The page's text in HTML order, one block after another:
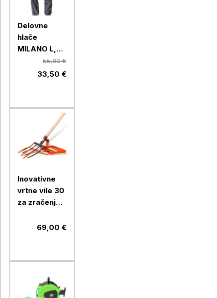
Delovne
hlače
MILANO L,
54 SIVE EN
13688
55,83 €
33,50 €
Inovativne
vrtne vile 30
za zračenje
tal, oranžne
69,00 €